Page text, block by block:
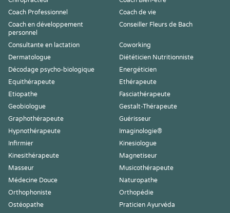
Coach Professionnel
Coach de vie
Coach en développement
personnel
Conseiller Fleurs de Bach
Consultante en lactation
Coworking
Dermatologue
Diététicien Nutritionniste
Décodage psycho-biologique
Energéticien
Equithérapeute
Ethérapeute
Etiopathe
Fasciathérapeute
Geobiologue
Gestalt-Thérapeute
Graphothérapeute
Guérisseur
Hypnothérapeute
Imaginologie®
Infirmier
Kinesiologue
Kinesithérapeute
Magnetiseur
Masseur
Musicothérapeute
Médecine Douce
Naturopathe
Orthophoniste
Orthopédie
Ostéopathe
Praticien Ayurvéda